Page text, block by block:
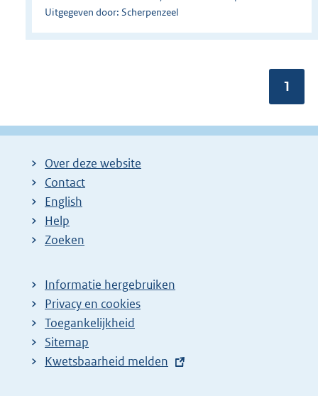
Uitgegeven door: Scherpenzeel
1
Over deze website
Contact
English
Help
Zoeken
Informatie hergebruiken
Privacy en cookies
Toegankelijkheid
Sitemap
E
Kwetsbaarheid melden